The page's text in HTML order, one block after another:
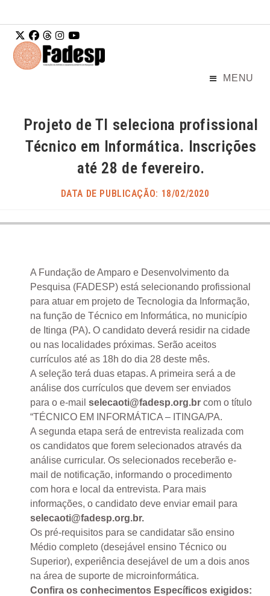
conteúdo
MENU
Projeto de TI seleciona profissional
Técnico em Informática. Inscrições
até 28 de fevereiro.
DATA DE PUBLICAÇÃO: 18/02/2020
A Fundação de Amparo e Desenvolvimento da
Pesquisa (FADESP) está selecionando profissional
para atuar em projeto de Tecnologia da Informação,
na função de Técnico em Informática, no município
de Itinga (PA). O candidato deverá residir na cidade
ou nas localidades próximas. Serão aceitos
currículos até as 18h do dia 28 deste mês.
A seleção terá duas etapas. A primeira será a de
análise dos currículos que devem ser enviados
para o e-mail selecaoti@fadesp.org.br com o título
“TÉCNICO EM INFORMÁTICA – ITINGA/PA.
A segunda etapa será de entrevista realizada com
os candidatos que forem selecionados através da
análise curricular. Os selecionados receberão e-
mail de notificação, informando o procedimento
com hora e local da entrevista. Para mais
informações, o candidato deve enviar email para
selecaoti@fadesp.org.br.
Os pré-requisitos para se candidatar são ensino
Médio completo (desejável ensino Técnico ou
Superior), experiência desejável de um a dois anos
na área de suporte de microinformática.
Confira os conhecimentos Específicos exigidos: